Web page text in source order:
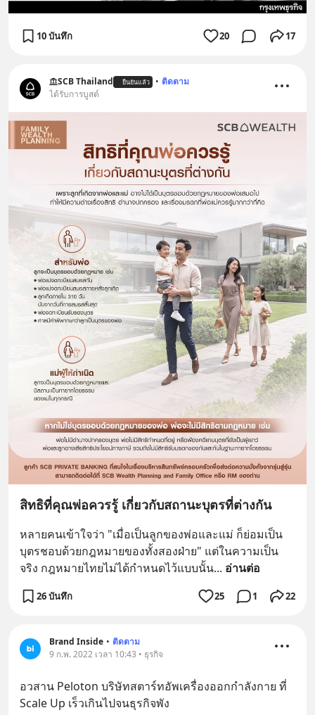
10 บันทึก 20 17
SCB Thailand ยืนยันแล้ว • ติดตาม
ได้รับการบูสต์
สิทธิที่คุณพ่อควรรู้ เกี่ยวกับสถานะบุตรที่ต่างกัน
หลายคนเข้าใจว่า "เมื่อเป็นลูกของพ่อและแม่ ก็ย่อมเป็น
บุตรชอบด้วยกฎหมายของทั้งสองฝ่าย" แต่ในความเป็น
จริง กฎหมายไทยไม่ได้กำหนดไว้แบบนั้น... อ่านต่อ
26 บันทึก 25 1 22
Brand Inside • ติดตาม
9 ก.พ. 2022 เวลา 10:43 • ธุรกิจ
อวสาน Peloton บริษัทสตาร์ทอัพเครื่องออกกำลังกาย ที่
Scale Up เร็วเกินไปจนธุรกิจพัง